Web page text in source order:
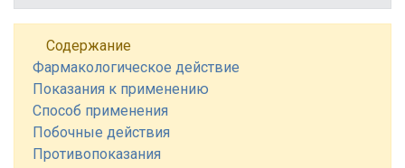
Содержание
Фармакологическое действие
Показания к применению
Способ применения
Побочные действия
Противопоказания